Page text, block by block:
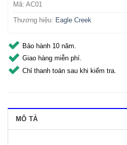
Mã: AC01
Thương hiệu: Eagle Creek
Bảo hành 10 năm.
Giao hàng miễn phí.
Chỉ thanh toán sau khi kiểm tra.
MÔ TẢ